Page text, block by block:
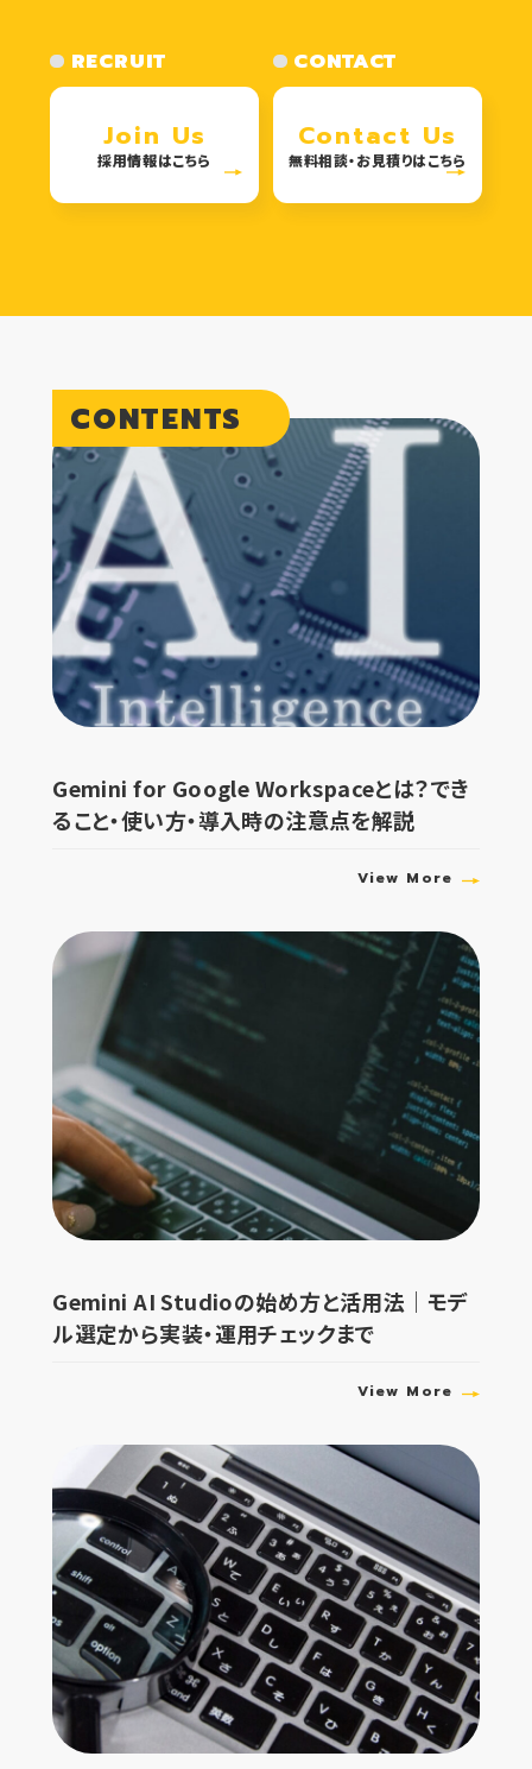
RECRUIT
Join Us
採用情報はこちら
CONTACT
Contact Us
無料相談・お見積りはこちら
Gemini for Google Workspaceとは？でき
ること・使い方・導入時の注意点を解説
View More
Gemini AI Studioの始め方と活用法｜モデ
ル選定から実装・運用チェックまで
View More